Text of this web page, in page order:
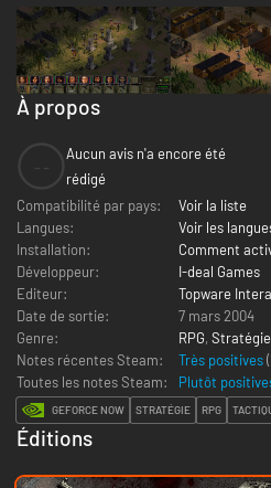
À propos
Aucun avis n'a encore été
rédigé
Compatibilité par pays:
Voir la liste
Langues:
Voir les
Installation:
Comment
Développeur:
I-deal Games
Editeur:
Topware
Date de sortie:
7 mars 2004
Genre:
RPG, Stratégie
Notes récentes Steam:
Très positives
Toutes les notes Steam:
Plutôt
GEFORCE NOW STRATÉGIE RPG
Éditions